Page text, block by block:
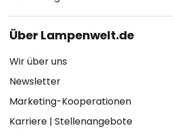
Über Lampenwelt.de
Wir über uns
Newsletter
Marketing-Kooperationen
Karriere | Stellenangebote